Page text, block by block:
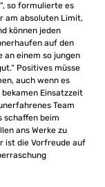
so formulierte es
am absoluten Limit,
können jeden
auf den
an einem so jungen
Positives müsse
auch wenn es
Einsatzzeit
Team
schaffen beim
ans Werke zu
ist die Vorfreude auf